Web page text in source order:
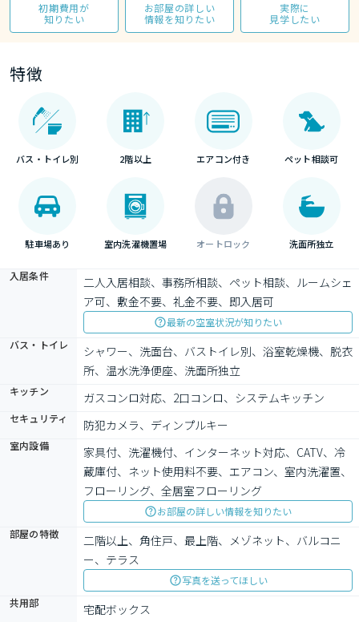
初期費用が
知りたい
お部屋の詳しい
情報を知りたい
実際に
見学したい
特徴
バス・トイレ別 2階以上 エアコン付き ペット相談可
駐車場あり 室内洗濯機置場 オートロック 洗面所独立
入居条件
二人入居相談、事務所相談、ペット相談、ルームシェ
ア可、敷金不要、礼金不要、即入居可
最新の空室状況が知りたい
バス・トイレ
シャワー、洗面台、バストイレ別、浴室乾燥機、脱衣
所、温水洗浄便座、洗面所独立
キッチン ガスコンロ対応、2口コンロ、システムキッチン
セキュリティ 防犯カメラ、ディンプルキー
室内設備
家具付、洗濯機付、インターネット対応、CATV、冷
蔵庫付、ネット使用料不要、エアコン、室内洗濯置、
フローリング、全居室フローリング
お部屋の詳しい情報を知りたい
部屋の特徴
二階以上、角住戸、最上階、メゾネット、バルコニ
ー、テラス
写真を送ってほしい
共用部
宅配ボックス